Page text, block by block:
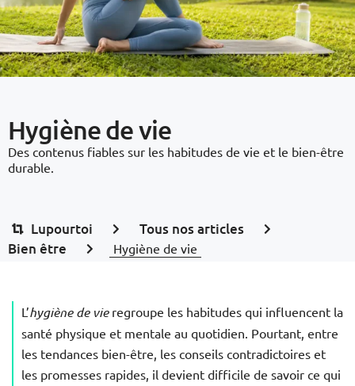
Hygiène de vie
Des contenus fiables sur les habitudes de vie et le bien-être
durable.
Lupourtoi
Tous nos articles
Bien être
Hygiène de vie
L’hygiène de vieregroupe les habitudes qui influencent la
santé physique et mentale au quotidien. Pourtant, entre
les tendances bien-être, les conseils contradictoires et
les promesses rapides, il devient difficile de savoir ce qui